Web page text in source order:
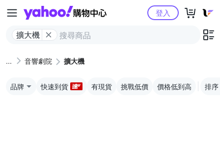
Yahoo購物中心
擴大機
登入
音響劇院 擴大機
品牌 快速到貨 有現貨 挑戰低價 價格低到高 排序